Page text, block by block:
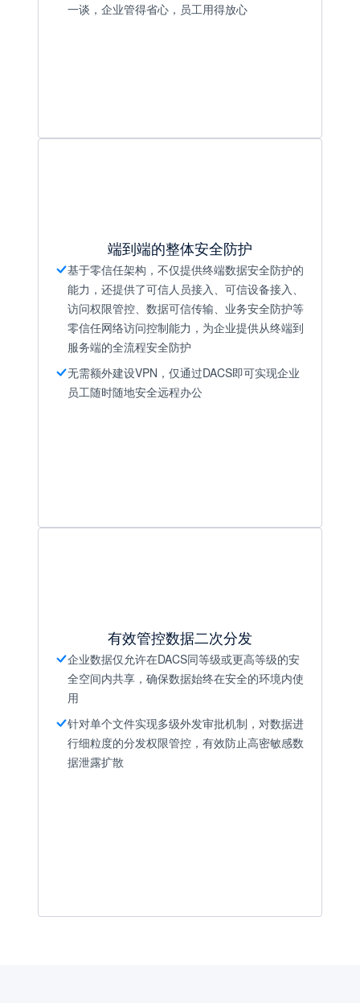
一谈，企业管得省心，员工用得放心
端到端的整体安全防护
基于零信任架构，不仅提供终端数据安全防护的
能力，还提供了可信人员接入、可信设备接入、
访问权限管控、数据可信传输、业务安全防护等
零信任网络访问控制能力，为企业提供从终端到
服务端的全流程安全防护
无需额外建设VPN，仅通过DACS即可实现企业
员工随时随地安全远程办公
有效管控数据二次分发
企业数据仅允许在DACS同等级或更高等级的安
全空间内共享，确保数据始终在安全的环境内使
用
针对单个文件实现多级外发审批机制，对数据进
行细粒度的分发权限管控，有效防止高密敏感数
据泄露扩散